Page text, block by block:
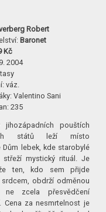
Robert
Baronet
Kč
2004
váz.
Valentino Sani
235
jihozápadních pouštích
států leží místo
Dům lebek, kde starobylé
střeží mystický rituál. Je
ten, kdo sem přijde
obdrží odměnou
zcela přesvědčení
za nesmrtelnost je